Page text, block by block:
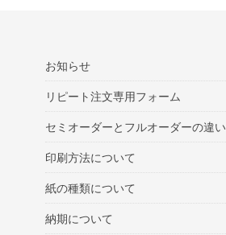
お知らせ
リピート注文専用フォーム
セミオーダーとフルオーダーの違い
印刷方法について
紙の種類について
納期について